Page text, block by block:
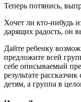
Теперь потянись,
Хочет ли кто-нибудь
дарящих радость, он
Дайте ребенку
предложите всей
себе описываемый
результате
детям, а группа в